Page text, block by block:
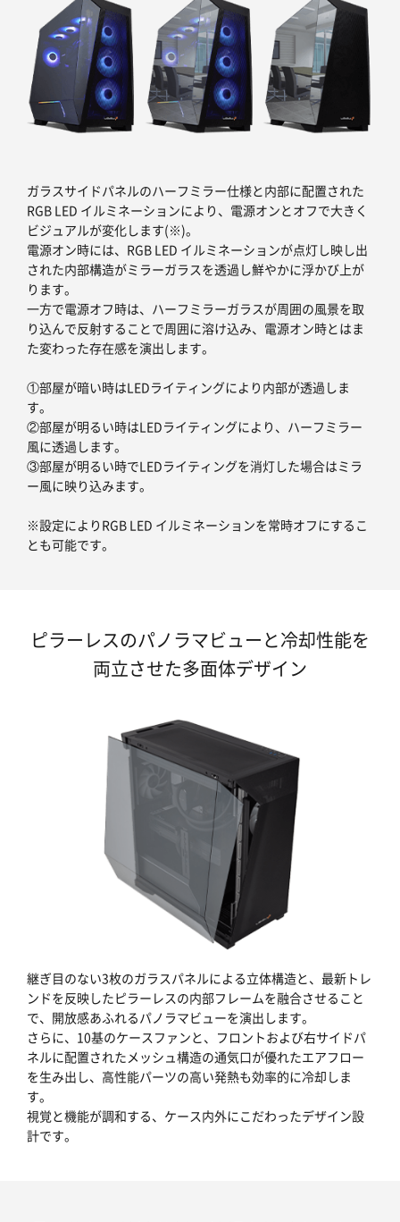
ガラスサイドパネルのハーフミラー仕様と内部に配置された
RGB LED イルミネーションにより、電源オンとオフで大きく
ビジュアルが変化します(※)。
電源オン時には、RGB LED イルミネーションが点灯し映し出
された内部構造がミラーガラスを透過し鮮やかに浮かび上が
ります。
一方で電源オフ時は、ハーフミラーガラスが周囲の風景を取
り込んで反射することで周囲に溶け込み、電源オン時とはま
た変わった存在感を演出します。
①部屋が暗い時はLEDライティングにより内部が透過しま
す。
②部屋が明るい時はLEDライティングにより、ハーフミラー
風に透過します。
③部屋が明るい時でLEDライティングを消灯した場合はミラ
ー風に映り込みます。
※設定によりRGB LED イルミネーションを常時オフにするこ
とも可能です。
ピラーレスのパノラマビューと冷却性能を
両立させた多面体デザイン
継ぎ目のない3枚のガラスパネルによる立体構造と、最新トレ
ンドを反映したピラーレスの内部フレームを融合させること
で、開放感あふれるパノラマビューを演出します。
さらに、10基のケースファンと、フロントおよび右サイドパ
ネルに配置されたメッシュ構造の通気口が優れたエアフロー
を生み出し、高性能パーツの高い発熱も効率的に冷却しま
す。
視覚と機能が調和する、ケース内外にこだわったデザイン設
計です。